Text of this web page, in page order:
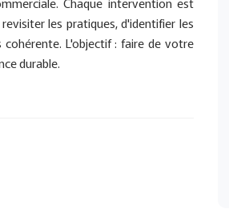
les pratiques, d'identifier les
L'objectif : faire de votre
durable.